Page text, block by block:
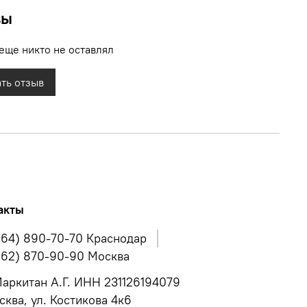
никто не оставлял
отзыв
890-70-70 Краснодар
870-90-90 Москва
А.Г. ИНН 231126194079
ул. Костикова 4к6